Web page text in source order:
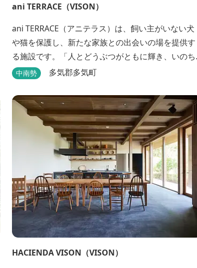
ani TERRACE（VISON）
ani TERRACE（アニテラス）は、飼い主がいない犬
や猫を保護し、新たな家族との出会いの場を提供す
る施設です。「人とどうぶつがともに輝き、いのち
を照らす」をコンセプトに、ペット保険事業を行う
は、飼い主様と一緒にVISONへ訪れたペットを一時
的にお預かりするペットホテルをご用意しているほ
か、広々...
中南勢 多気郡多気町
HACIENDA VISON（VISON）